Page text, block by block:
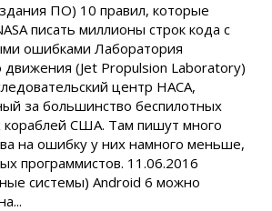
ПО) 10 правил, которые
писать миллионы строк кода с
ошибками Лаборатория
движения (Jet Propulsion Laboratory)
центр НАСА,
за большинство беспилотных
кораблей США. Там пишут много
на ошибку у них намного меньше,
программистов. 11.06.2016
системы) Android 6 можно